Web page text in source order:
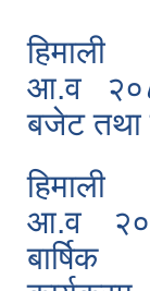
हिमाली
आ.व
बजेट तथा
हिमाली
आ.व